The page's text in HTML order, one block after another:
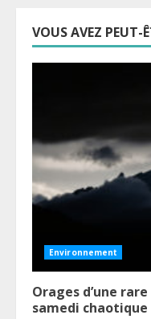
VOUS AVEZ PEUT-
Environnement
Orages d’une
samedi chaotique